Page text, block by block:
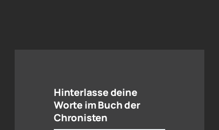
Hinterlasse deine
Worte im Buch der
Chronisten